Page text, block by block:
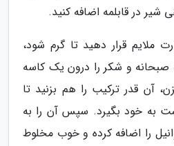
در قابلمه اضافه کنید.
ملایم قرار دهید تا گرم شود،
و شکر را درون یک کاسه
آن قدر ترکیب را هم بزنید تا
به خود بگیرد. سپس آن را به
را اضافه کرده و خوب مخلوط